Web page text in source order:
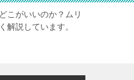
こがいいのか？ムリ
解説しています。